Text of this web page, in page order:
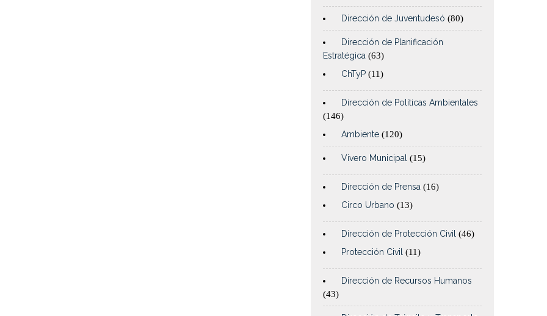
Dirección de Juventudesó (80)
Dirección de Planificación
Estratégica (63)
ChTyP (11)
Dirección de Políticas Ambientales
(146)
Ambiente (120)
Vivero Municipal (15)
Dirección de Prensa (16)
Circo Urbano (13)
Dirección de Protección Civil (46)
Protección Civil (11)
Dirección de Recursos Humanos
(43)